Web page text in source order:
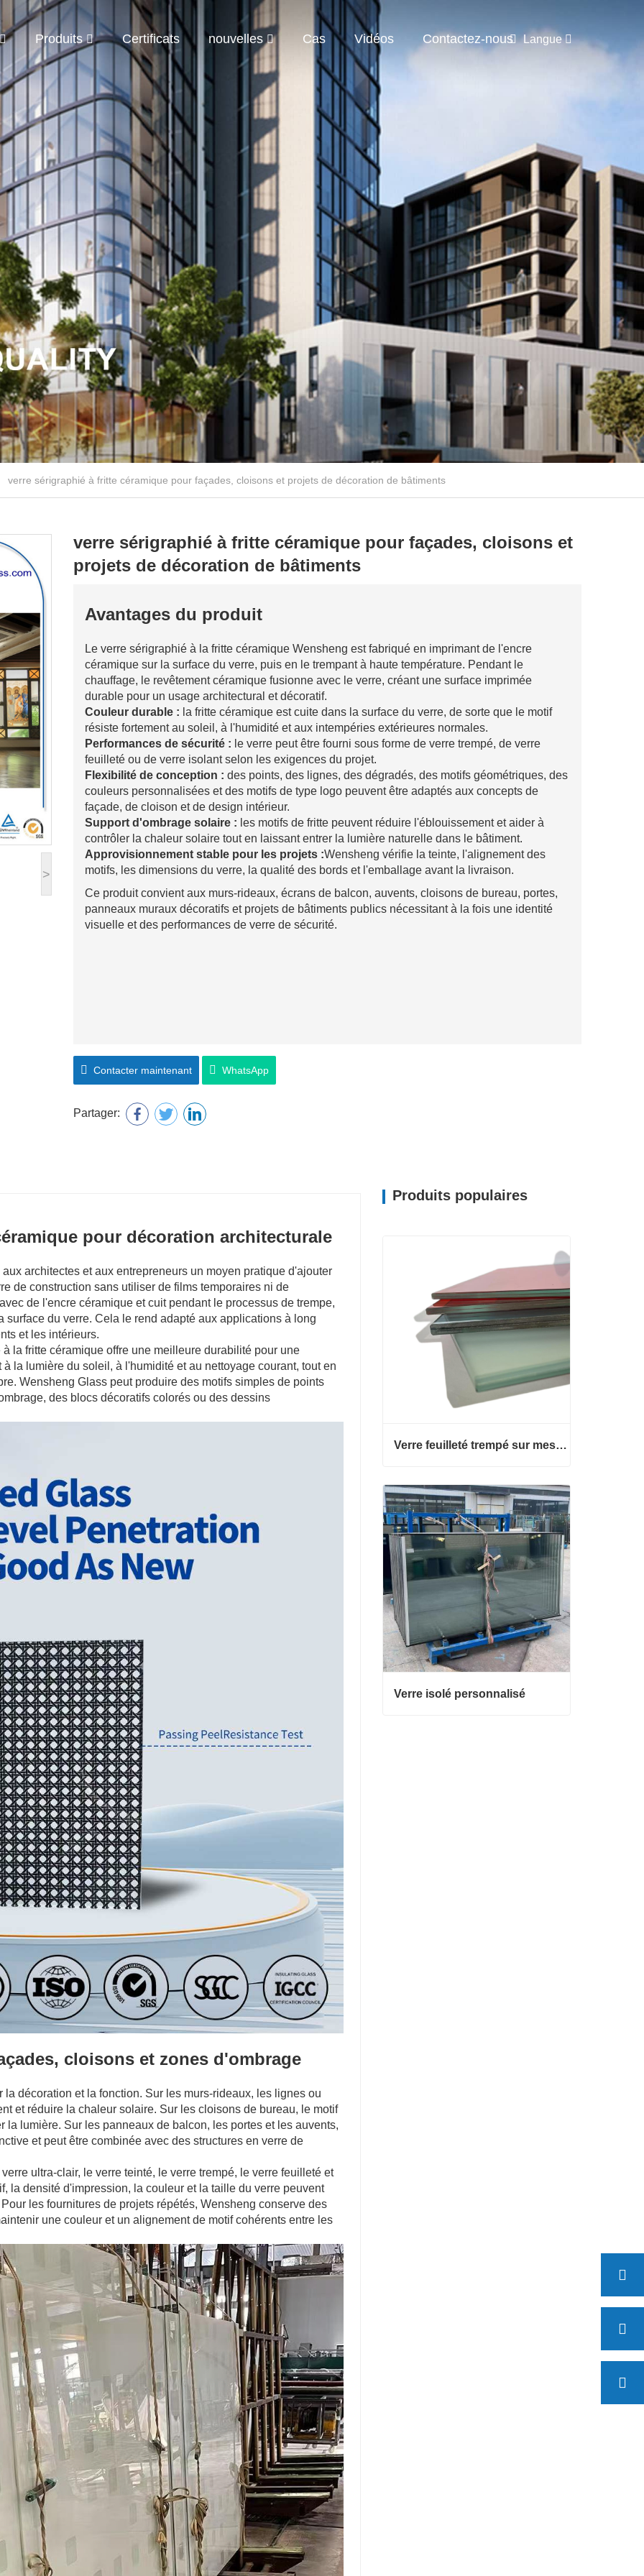
Produits Certificats nouvelles Cas Vidéos Contactez-nous Langue
verre sérigraphié à fritte céramique pour façades, cloisons et projets de décoration de bâtiments
>
verre sérigraphié à fritte céramique pour façades, cloisons et
projets de décoration de bâtiments
Avantages du produit
Le verre sérigraphié à la fritte céramique Wensheng est fabriqué en imprimant de l'encre
céramique sur la surface du verre, puis en le trempant à haute température. Pendant le
chauffage, le revêtement céramique fusionne avec le verre, créant une surface imprimée
durable pour un usage architectural et décoratif.
Couleur durable : la fritte céramique est cuite dans la surface du verre, de sorte que le motif
résiste fortement au soleil, à l'humidité et aux intempéries extérieures normales.
Performances de sécurité : le verre peut être fourni sous forme de verre trempé, de verre
feuilleté ou de verre isolant selon les exigences du projet.
Flexibilité de conception : des points, des lignes, des dégradés, des motifs géométriques, des
couleurs personnalisées et des motifs de type logo peuvent être adaptés aux concepts de
façade, de cloison et de design intérieur.
Support d'ombrage solaire : les motifs de fritte peuvent réduire l'éblouissement et aider à
contrôler la chaleur solaire tout en laissant entrer la lumière naturelle dans le bâtiment.
Approvisionnement stable pour les projets :Wensheng vérifie la teinte, l'alignement des
motifs, les dimensions du verre, la qualité des bords et l'emballage avant la livraison.
Ce produit convient aux murs-rideaux, écrans de balcon, auvents, cloisons de bureau, portes,
panneaux muraux décoratifs et projets de bâtiments publics nécessitant à la fois une identité
visuelle et des performances de verre de sécurité.
Contacter maintenant WhatsApp
Partager:
pour décoration architecturale
architectes et aux entrepreneurs un moyen pratique d'ajouter
de construction sans utiliser de films temporaires ni de
de l'encre céramique et cuit pendant le processus de trempe,
surface du verre. Cela le rend adapté aux applications à long
et les intérieurs.
la fritte céramique offre une meilleure durabilité pour une
la lumière du soleil, à l'humidité et au nettoyage courant, tout en
Wensheng Glass peut produire des motifs simples de points
des blocs décoratifs colorés ou des dessins
cloisons et zones d'ombrage
décoration et la fonction. Sur les murs-rideaux, les lignes ou
et réduire la chaleur solaire. Sur les cloisons de bureau, le motif
la lumière. Sur les panneaux de balcon, les portes et les auvents,
et peut être combinée avec des structures en verre de
ultra-clair, le verre teinté, le verre trempé, le verre feuilleté et
la densité d'impression, la couleur et la taille du verre peuvent
les fournitures de projets répétés, Wensheng conserve des
une couleur et un alignement de motif cohérents entre les
Produits populaires
Verre feuilleté trempé sur mesure
Verre feuilleté trempé sur mesure
Contacter maintenant
Verre isolé personnalisé